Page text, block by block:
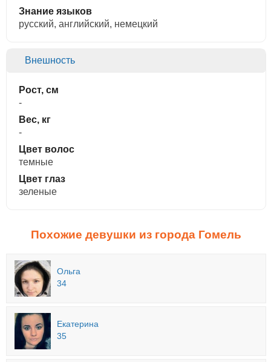
Знание языков
русский, английский, немецкий
Внешность
Рост, см
-
Вес, кг
-
Цвет волос
темные
Цвет глаз
зеленые
Похожие девушки из города Гомель
Ольга
34
Екатерина
35